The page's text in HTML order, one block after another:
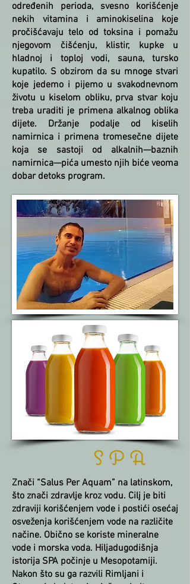
određenih perioda, svesno korišćenje
nekih vitamina i aminokiselina koje
pročišćavaju telo od toksina i pomažu
njegovom čišćenju, klistir, kupke u
hladnoj i toploj vodi, sauna, tursko
kupatilo. S obzirom da su mnoge stvari
koje jedemo i pijemo u svakodnevnom
životu u kiselom obliku, prva stvar koju
treba uraditi je primena alkalnog oblika
dijete. Držanje podalje od kiselih
namirnica i primena tromesečne dijete
koja se sastoji od alkalnih—baznih
namirnica—pića umesto njih biće veoma
dobar detoks program.​
S P A
Znači “Salus Per Aquam” na latinskom,
što znači zdravlje kroz vodu. Cilj je biti
zdraviji korišćenjem vode i postići osećaj
osveženja korišćenjem vode na različite
načine. Obično se koriste mineralne
vode i morska voda. Hiljadugodišnja
istorija SPA počinje u Mesopotamiji.
Nakon što su ga razvili Rimljani i